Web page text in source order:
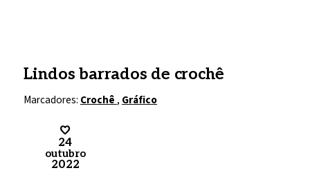
Lindos barrados de crochê
Marcadores: Crochê , Gráfico
24
outubro
2022